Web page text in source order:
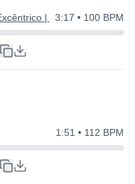
| Feliz
3:17 • 100 BPM
1:51 • 112 BPM